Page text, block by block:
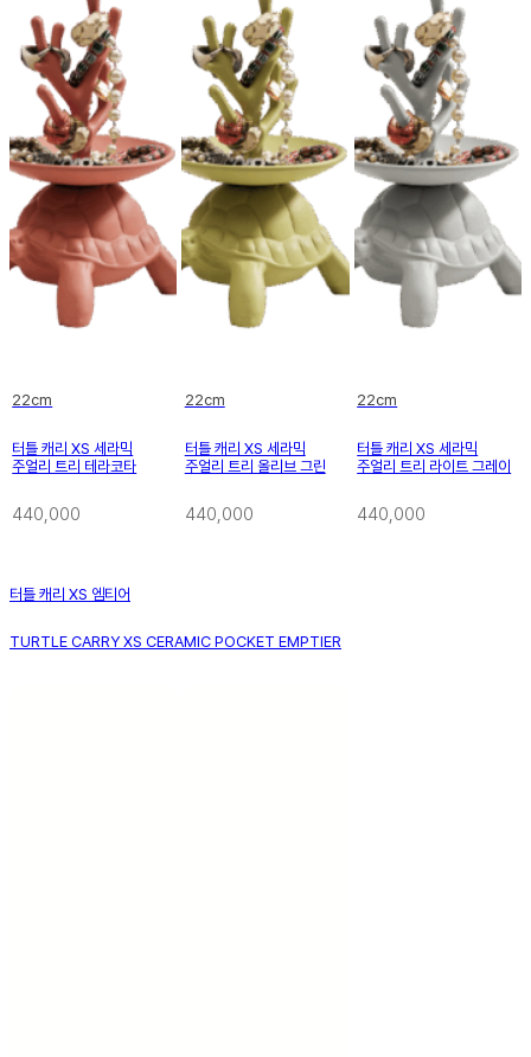
22cm
터틀 캐리 XS 세라믹
주얼리 트리 테라코타
440,000
22cm
터틀 캐리 XS 세라믹
주얼리 트리 올리브 그린
440,000
22cm
터틀 캐리 XS 세라믹
주얼리 트리 라이트 그레이
440,000
터틀 캐리 XS 엠티어
TURTLE CARRY XS CERAMIC POCKET EMPTIER